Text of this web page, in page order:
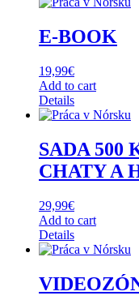
E-BOOK
19,99€
Add to cart
Details
SADA 500
CHATY A
29,99€
Add to cart
Details